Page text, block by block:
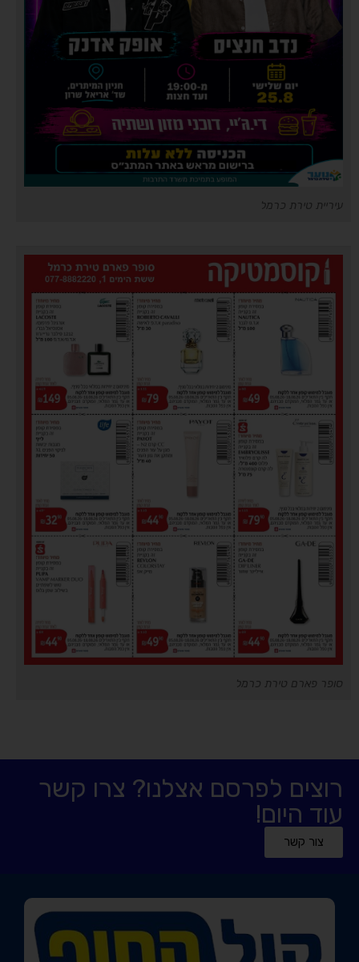
עיריית טירת כרמל
סופר פארם טירת כרמל
רוצים לפרסם אצלנו? צרו קשר
עוד היום!
צור קשר